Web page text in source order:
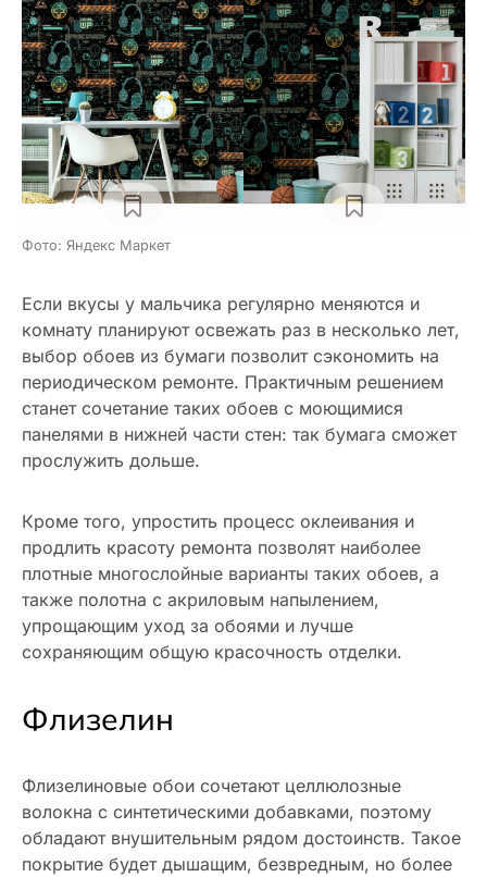
Фото: Яндекс Маркет
Если вкусы у мальчика регулярно меняются и
комнату планируют освежать раз в несколько лет,
выбор обоев из бумаги позволит сэкономить на
периодическом ремонте. Практичным решением
станет сочетание таких обоев с моющимися
панелями в нижней части стен: так бумага сможет
прослужить дольше.
Кроме того, упростить процесс оклеивания и
продлить красоту ремонта позволят наиболее
плотные многослойные варианты таких обоев, а
также полотна с акриловым напылением,
упрощающим уход за обоями и лучше
сохраняющим общую красочность отделки.
Флизелин
Флизелиновые обои сочетают целлюлозные
волокна с синтетическими добавками, поэтому
обладают внушительным рядом достоинств. Такое
покрытие будет дышащим, безвредным, но более